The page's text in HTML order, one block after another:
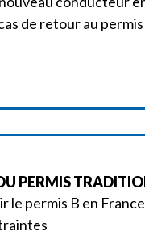
de retour au
PERMIS
permis B en